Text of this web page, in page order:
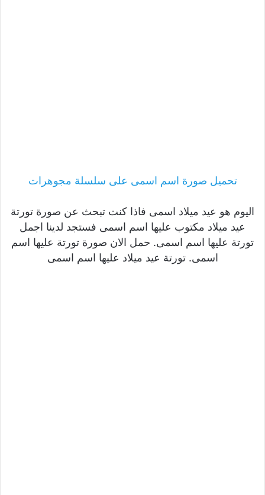
تحميل صورة اسم اسمى على سلسلة مجوهرات
اليوم هو عيد ميلاد اسمى فاذا كنت تبحث عن صورة تورتة
عيد ميلاد مكتوب عليها اسم اسمى فستجد لدينا اجمل
تورتة عليها اسم اسمى. حمل الان صورة تورتة عليها اسم
اسمى. تورتة عيد ميلاد عليها اسم اسمى